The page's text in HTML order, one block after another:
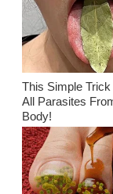
This Simple
All Parasites
Body!